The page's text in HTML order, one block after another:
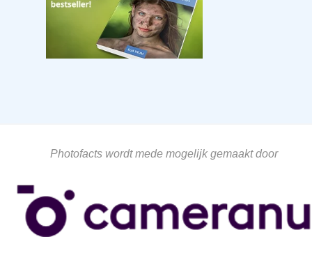
Photofacts wordt mede mogelijk gemaakt door